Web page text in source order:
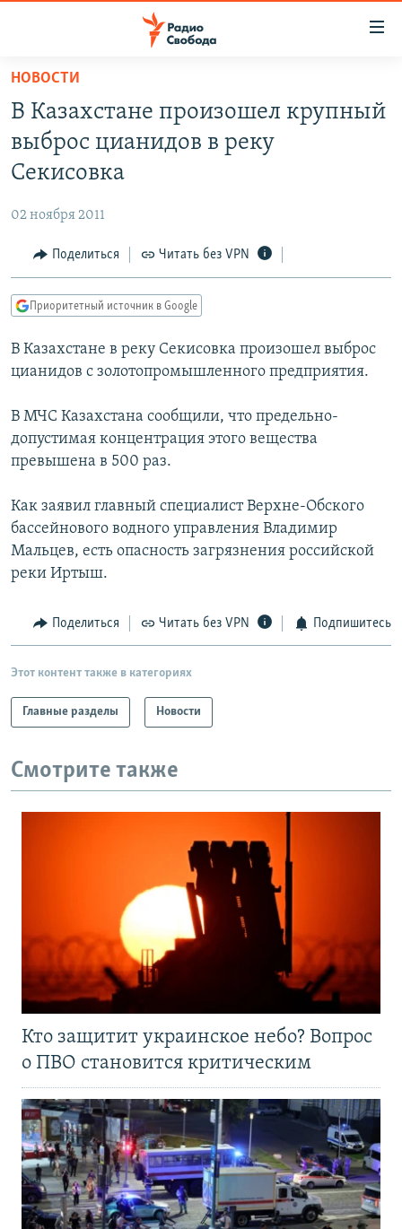
упрощенного
доступа
Вернуться
основному
Вернутся
Вернутся
поиску
ПОДКАСТЫ
АВТОРСКИЕ ПРОЕКТЫ
МНЕНИЯ
КУЛЬТУРА
КАВКАЗ.РЕАЛИИ
СЕВЕР.РЕАЛИИ
РАСПИСАНИЕ ВЕЩАНИЯ
ПОДПИШИТЕСЬ НА РАССЫЛКУ
СОЦИАЛЬНЫЕ СЕТИ
Все сайты РСЕ/РС
НОВОСТИ
В Казахстане произошел крупный
выброс цианидов в реку
Секисовка
02 ноября 2011
Поделиться Читать без VPN
Приоритетный источник в Google
В Казахстане в реку Секисовка произошел выброс
цианидов с золотопромышленного предприятия.
В МЧС Казахстана сообщили, что предельно-
допустимая концентрация этого вещества
превышена в 500 раз.
Как заявил главный специалист Верхне-Обского
бассейнового водного управления Владимир
Мальцев, есть опасность загрязнения российской
реки Иртыш.
Поделиться Читать без VPN Подпишитесь
Этот контент также в категориях
Главные разделы Новости
Смотрите также
Кто защитит украинское небо? Вопрос
о ПВО становится критическим